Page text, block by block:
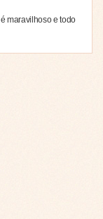
maravilhoso e todo